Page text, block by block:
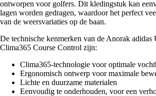
ontworpen voor golfers. Dit kledingstuk kan
lagen worden gedragen, waardoor het perfect
van de weersvariaties op de baan.
De technische kenmerken van de Anorak adidas
Clima365 Course Control zijn:
Clima365-technologie voor optimale
Ergonomisch ontwerp voor maximale
Lichte en duurzame materialen
Eenvoudig te onderhouden, voor een